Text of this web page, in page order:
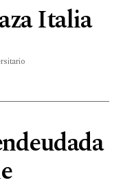
Italia